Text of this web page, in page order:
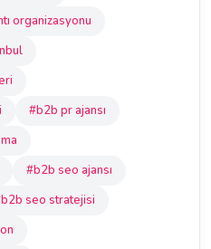
organizasyonu
#b2b pr ajansı
#b2b seo ajansı
seo stratejisi